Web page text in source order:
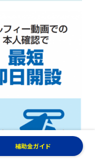
補助金ガイド